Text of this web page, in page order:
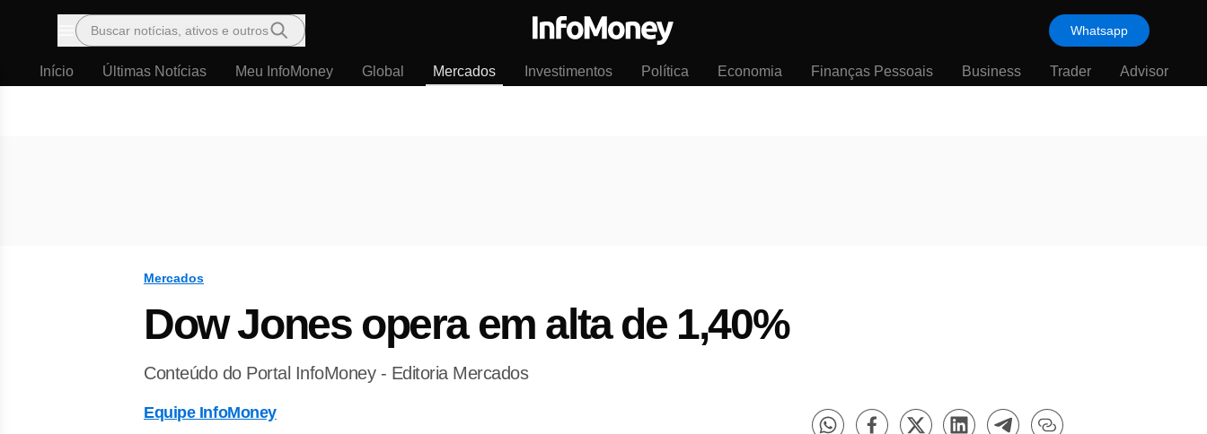
Menu
Buscar notícias, ativos e outros Whatsapp
Início Últimas Notícias Meu InfoMoney Global Mercados Investimentos Política Economia Finanças Pessoais Business Trader Advisor
Mercados
Dow Jones opera em alta de 1,40%
Conteúdo do Portal InfoMoney - Editoria Mercados
Equipe InfoMoney